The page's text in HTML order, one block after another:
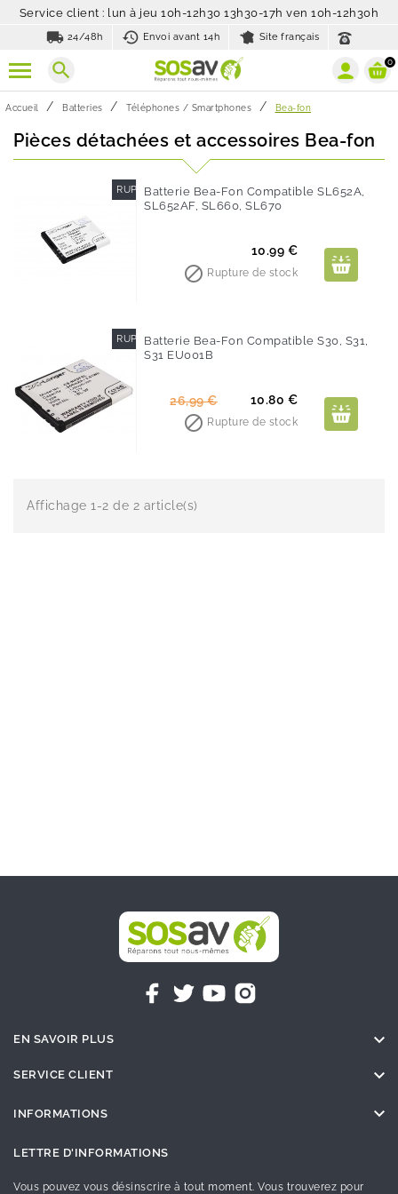
Service client : lun à jeu 10h-12h30 13h30-17h ven 10h-12h30h
local_shipping 24/48h history_toggle_off
Envoi avant 14h Site français
search 0
Accueil Batteries Téléphones / Smartphones Bea-fon
Pièces détachées et accessoires Bea-fon
RUPTURE DE STOCK
Batterie Bea-Fon Compatible SL652A,
SL652AF, SL660, SL670
Prix
10.99 €
 Rupture de stock
RUPTURE DE STOCK
Batterie Bea-Fon Compatible S30, S31,
S31 EU001B
Prix
de
26,99 €Prix 10.80 €
 Rupture de stock
Affichage 1-2 de 2 article(s)
EN SAVOIR PLUS 
SERVICE CLIENT 
INFORMATIONS 
LETTRE D'INFORMATIONS
Vous pouvez vous désinscrire à tout moment. Vous trouverez pour